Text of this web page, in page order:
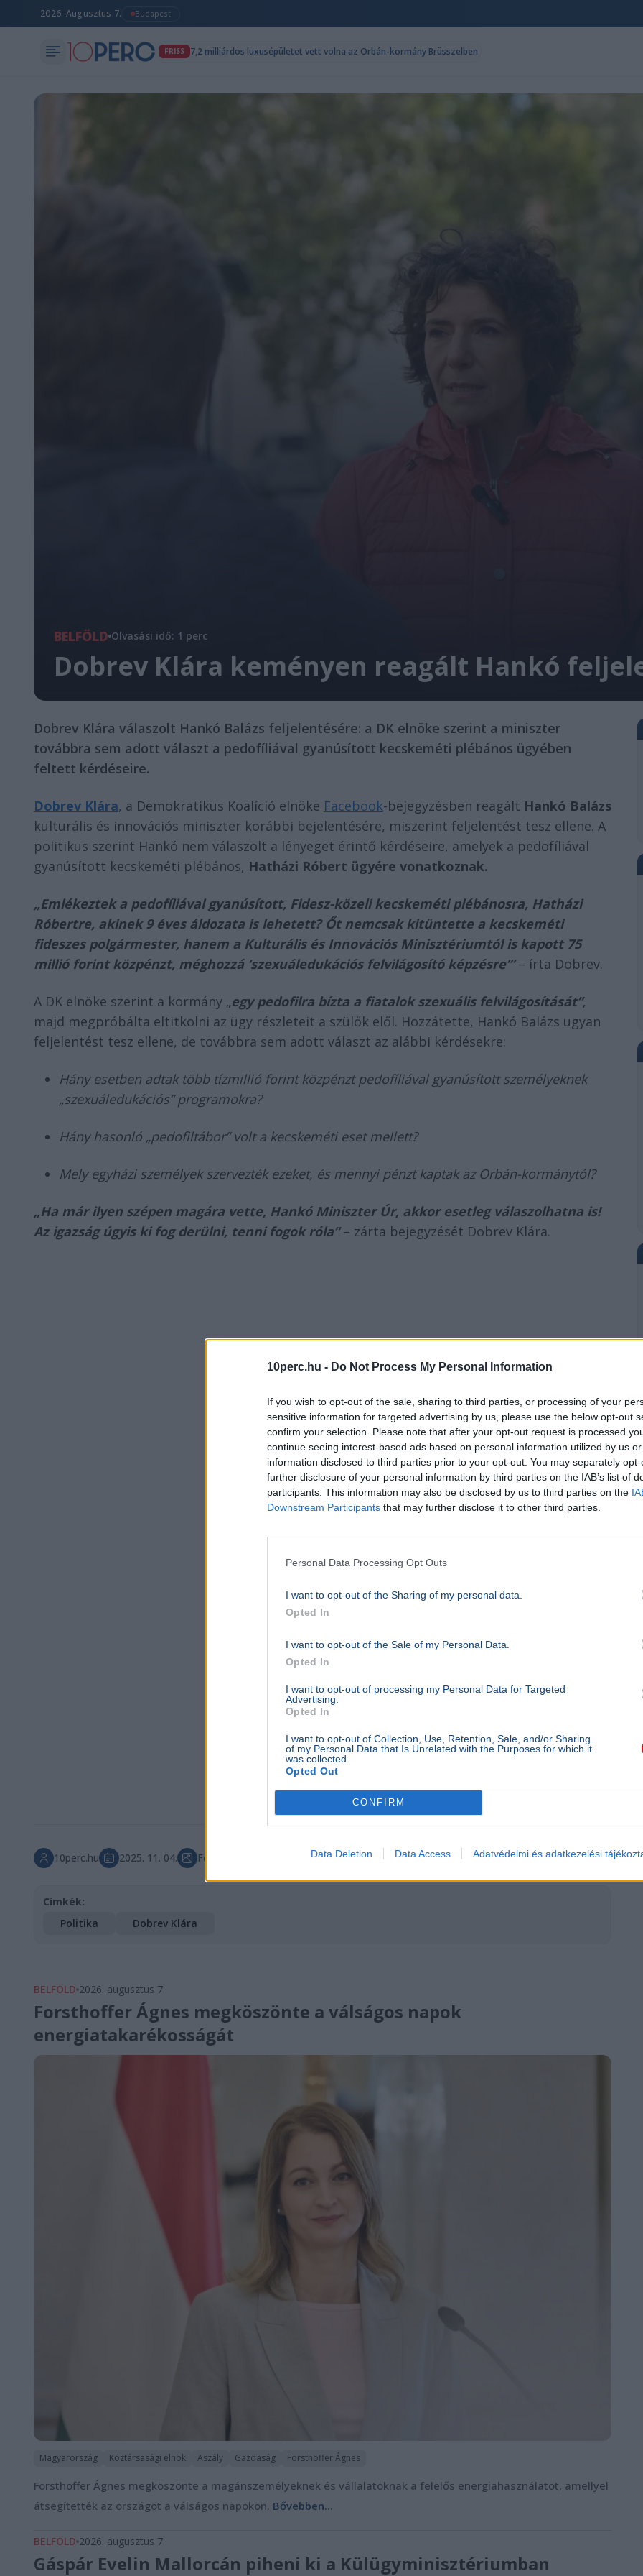
10perc.hu - Do Not Process My Personal Information
If you wish to opt-out of the sale, sharing to third parties, or processing of your
sensitive information for targeted advertising by us, please use the below opt-out
confirm your selection. Please note that after your opt-out request is processed
continue seeing interest-based ads based on personal information utilized by us
information disclosed to third parties prior to your opt-out. You may separately
further disclosure of your personal information by third parties on the IAB’s list of
participants. This information may also be disclosed by us to third parties on the
Downstream Participants that may further disclose it to other third parties.
Personal Data Processing Opt Outs
I want to opt-out of the Sharing of my personal data.
Opted In
I want to opt-out of the Sale of my Personal Data.
Opted In
I want to opt-out of processing my Personal Data for Targeted
Advertising.
Opted In
I want to opt-out of Collection, Use, Retention, Sale, and/or Sharing
of my Personal Data that Is Unrelated with the Purposes for which it
was collected.
Opted Out
CONFIRM
Data Deletion Data Access Adatvédelmi és adatkezelési
2026. Augusztus 7. Budapest
FRISS 7,2 milliárdos luxusépületet vett volna az Orbán-kormány Brüsszelben
BELFÖLD Olvasási idő: 1 perc
Dobrev Klára keményen reagált Hankó
Dobrev Klára válaszolt Hankó Balázs feljelentésére: a DK elnöke szerint a miniszter
továbbra sem adott választ a pedofíliával gyanúsított kecskeméti plébános ügyében
feltett kérdéseire.
Dobrev Klára, a Demokratikus Koalíció elnöke Facebook-bejegyzésben reagált Hankó Balázs
kulturális és innovációs miniszter korábbi bejelentésére, miszerint feljelentést tesz ellene. A
politikus szerint Hankó nem válaszolt a lényeget érintő kérdéseire, amelyek a pedofíliával
gyanúsított kecskeméti plébános, Hatházi Róbert ügyére vonatkoznak.
„Emlékeztek a pedofíliával gyanúsított, Fidesz-közeli kecskeméti plébánosra, Hatházi
Róbertre, akinek 9 éves áldozata is lehetett? Őt nemcsak kitüntette a kecskeméti
fideszes polgármester, hanem a Kulturális és Innovációs Minisztériumtól is kapott 75
millió forint közpénzt, méghozzá ‘szexuáledukációs felvilágosító képzésre’”– írta Dobrev.
A DK elnöke szerint a kormány „egy pedofilra bízta a fiatalok szexuális felvilágosítását”,
majd megpróbálta eltitkolni az ügy részleteit a szülők elől. Hozzátette, Hankó Balázs ugyan
feljelentést tesz ellene, de továbbra sem adott választ az alábbi kérdésekre:
Hány esetben adtak több tízmillió forint közpénzt pedofíliával gyanúsított személyeknek
„szexuáledukációs” programokra?
Hány hasonló „pedofiltábor” volt a kecskeméti eset mellett?
Mely egyházi személyek szervezték ezeket, és mennyi pénzt kaptak az Orbán-kormánytól?
„Ha már ilyen szépen magára vette, Hankó Miniszter Úr, akkor esetleg válaszolhatna is!
Az igazság úgyis ki fog derülni, tenni fogok róla”– zárta bejegyzését Dobrev Klára.
10perc.hu 2025. 11. 04. Főkép forrása: Dobrev Klára (facebook)
Címkék:
Politika
Dobrev Klára
BELFÖLD 2026. augusztus 7.
Forsthoffer Ágnes megköszönte a válságos napok
energiatakarékosságát
Magyarország Köztársasági elnök Aszály Gazdaság Forsthoffer Ágnes
Forsthoffer Ágnes megköszönte a magánszemélyeknek és vállalatoknak a felelős energiahasználatot, amellyel
átsegítették az országot a válságos napokon. Bővebben...
BELFÖLD 2026. augusztus 7.
Gáspár Evelin Mallorcán piheni ki a Külügyminisztériumban